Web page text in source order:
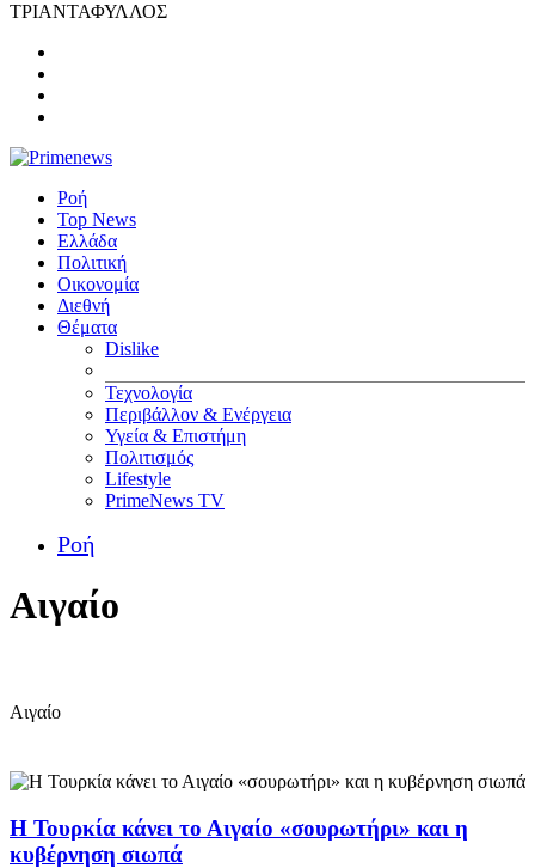
ΤΡΙΑΝΤΑΦΥΛΛΟΣ
Ροή
Top News
Ελλάδα
Πολιτική
Οικονομία
Διεθνή
Θέματα
Dislike
Τεχνολογία
Περιβάλλον & Ενέργεια
Υγεία & Επιστήμη
Πολιτισμός
Lifestyle
PrimeNews TV
Ροή
Αιγαίο
Αιγαίο
Η Τουρκία κάνει το Αιγαίο «σουρωτήρι» και η
κυβέρνηση σιωπά